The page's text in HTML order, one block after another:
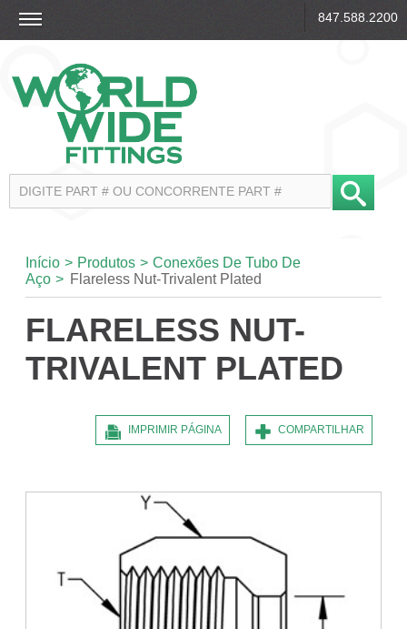
847.588.2200
Início > Produtos > Conexões De Tubo De
Aço > Flareless Nut-Trivalent Plated
FLARELESS NUT-
TRIVALENT PLATED
COMPARTILHAR
IMPRIMIR PÁGINA